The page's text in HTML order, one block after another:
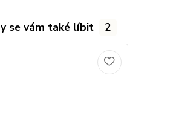
se vám také líbit 2